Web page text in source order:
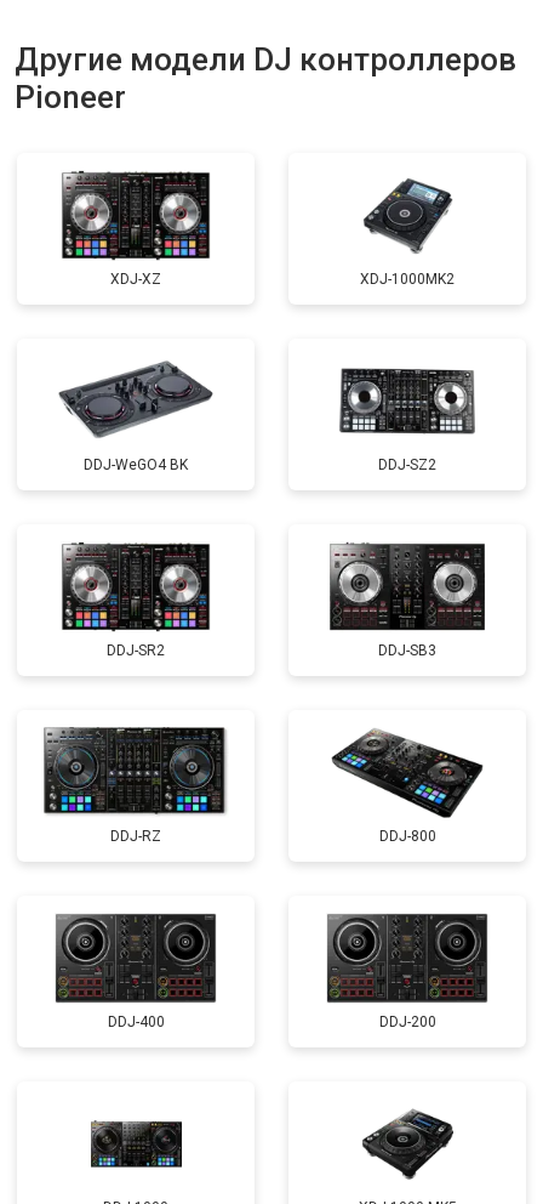
Другие модели DJ контроллеров
Pioneer
XDJ-XZ XDJ-1000MK2
DDJ-WeGO4 BK DDJ-SZ2
DDJ-SR2 DDJ-SB3
DDJ-RZ DDJ-800
DDJ-400 DDJ-200